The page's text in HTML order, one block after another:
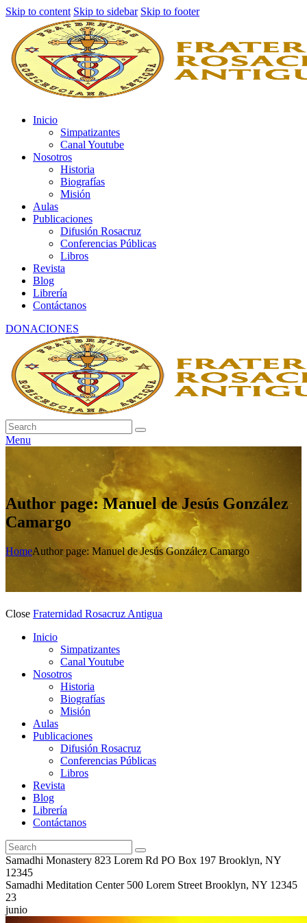
Skip to content Skip to sidebar Skip to footer
Inicio
Simpatizantes
Canal Youtube
Nosotros
Historia
Biografías
Misión
Aulas
Publicaciones
Difusión Rosacruz
Conferencias Públicas
Libros
Revista
Blog
Librería
Contáctanos
DONACIONES
Menu
Author page: Manuel de Jesús González
Camargo
HomeAuthor page: Manuel de Jesús González Camargo
Close Fraternidad Rosacruz Antigua
Inicio
Simpatizantes
Canal Youtube
Nosotros
Historia
Biografías
Misión
Aulas
Publicaciones
Difusión Rosacruz
Conferencias Públicas
Libros
Revista
Blog
Librería
Contáctanos
Samadhi Monastery 823 Lorem Rd PO Box 197 Brooklyn, NY
12345
Samadhi Meditation Center 500 Lorem Street Brooklyn, NY 12345
23
junio